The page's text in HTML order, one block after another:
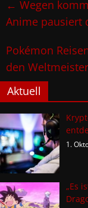
← Wegen
Anime pausiert
Pokémon
den
Aktuell
1.
„Es